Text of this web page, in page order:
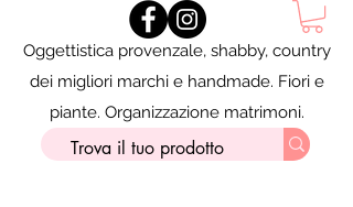
Oggettistica provenzale, shabby, country
dei migliori marchi e handmade. Fiori e
piante. Organizzazione matrimoni.